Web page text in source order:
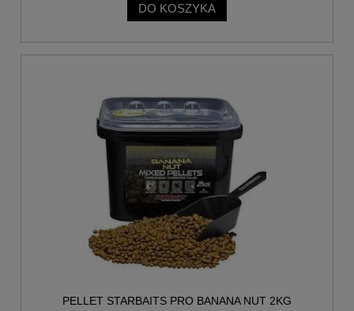
DO KOSZYKA
PELLET STARBAITS PRO BANANA NUT 2KG